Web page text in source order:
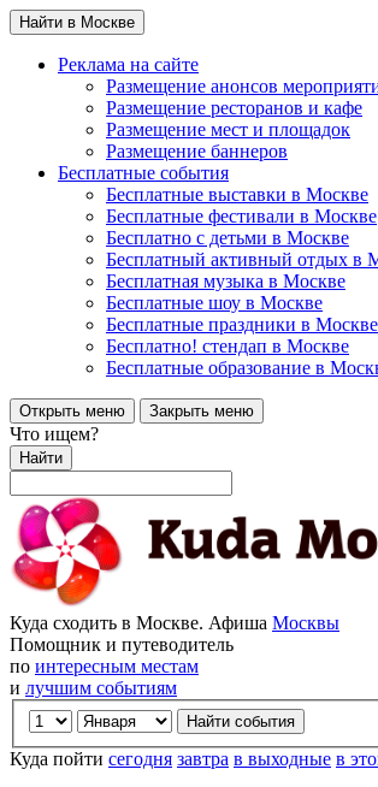
Найти в Москве
Реклама на сайте
Размещение анонсов
Размещение ресторанов и кафе
Размещение мест и площадок
Размещение баннеров
Бесплатные события
Бесплатные выставки в Москве
Бесплатные фестивали в Москве
Бесплатно с детьми в Москве
Бесплатный активный отдых в
Бесплатная музыка в Москве
Бесплатные шоу в Москве
Бесплатные праздники в Москве
Бесплатно! стендап в Москве
Бесплатные образование в
Открыть меню Закрыть меню
Что ищем?
Найти
Куда сходить в Москве. Афиша Москвы
Помощник и путеводитель
по интересным местам
и лучшим событиям
Куда пойти сегодня завтра в выходные в